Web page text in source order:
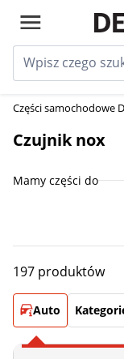
Części samochodowe
Czujnik nox
Mamy części do
197 produktów
Auto